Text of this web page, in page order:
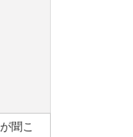
聞こ